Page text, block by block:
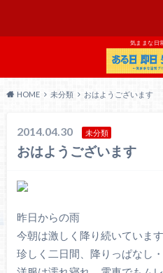
気ままな日
HOME 未分類 おはようございます
2014.04.30 未分類
おはようございます
昨日からの雨
今朝は激しく降り続いています
珍しく二日間、降りっぱなし・